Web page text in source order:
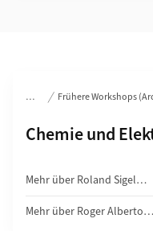
Frühere Workshops
Unterseiten von
Chemie und
Mehr über Roland Sigel…
Mehr über Roger Alberto…